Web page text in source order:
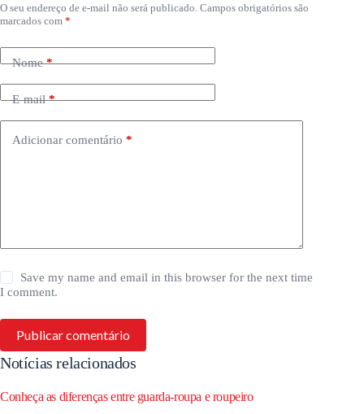
O seu endereço de e-mail não será publicado. Campos obrigatórios são
marcados com *
Nome*
E-mail*
Adicionar comentário *
Save my name and email in this browser for the next time
I comment.
Publicar comentário
Notícias relacionados
Conheça as diferenças entre guarda-roupa e roupeiro